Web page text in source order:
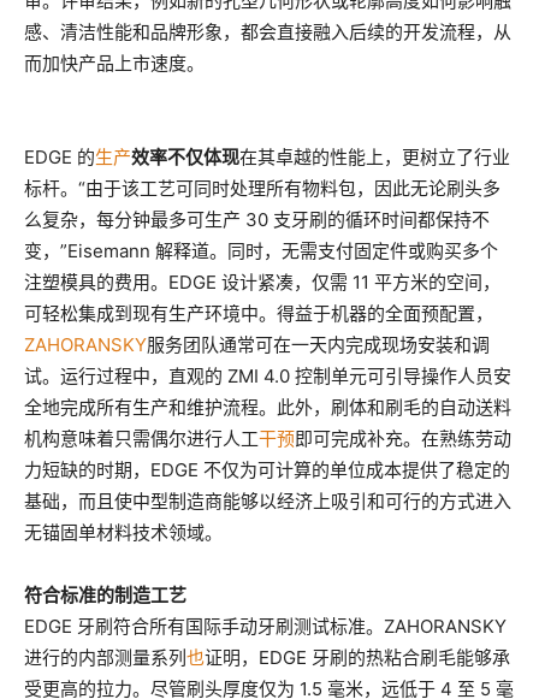
感、清洁性能和品牌形象，都会直接融入后续的开发流程，从
而加快产品上市速度。
EDGE 的生产效率不仅体现在其卓越的性能上，更树立了行业
标杆。“由于该工艺可同时处理所有物料包，因此无论刷头多
么复杂，每分钟最多可生产 30 支牙刷的循环时间都保持不
变，”Eisemann 解释道。同时，无需支付固定件或购买多个
注塑模具的费用。EDGE 设计紧凑，仅需 11 平方米的空间，
可轻松集成到现有生产环境中。得益于机器的全面预配置，
ZAHORANSKY服务团队通常可在一天内完成现场安装和调
试。运行过程中，直观的 ZMI 4.0 控制单元可引导操作人员安
全地完成所有生产和维护流程。此外，刷体和刷毛的自动送料
机构意味着只需偶尔进行人工干预即可完成补充。在熟练劳动
力短缺的时期，EDGE 不仅为可计算的单位成本提供了稳定的
基础，而且使中型制造商能够以经济上吸引和可行的方式进入
无锚固单材料技术领域。
符合标准的制造工艺
EDGE 牙刷符合所有国际手动牙刷测试标准。ZAHORANSKY
进行的内部测量系列也证明，EDGE 牙刷的热粘合刷毛能够承
受更高的拉力。尽管刷头厚度仅为 1.5 毫米，远低于 4 至 5 毫